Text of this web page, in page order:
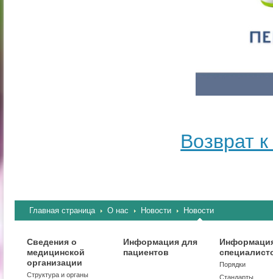
Возврат к
Главная страница О нас Новости Новости
Сведения о
медицинской
организации
Структура и органы
Информация для
пациентов
Порядки
Стандарты